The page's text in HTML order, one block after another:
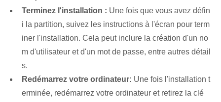
Terminez l'installation : Une fois que vous avez défin
i la partition, suivez les instructions à l'écran pour term
iner l'installation. Cela peut inclure la création d'un no
m d'utilisateur et d'un mot de passe, entre autres détail
s.
Redémarrez votre ordinateur: Une fois l'installation t
erminée, redémarrez votre ordinateur et retirez la clé